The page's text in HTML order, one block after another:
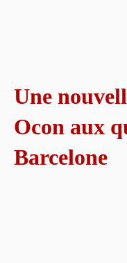
Une
Ocon aux
Barcelone